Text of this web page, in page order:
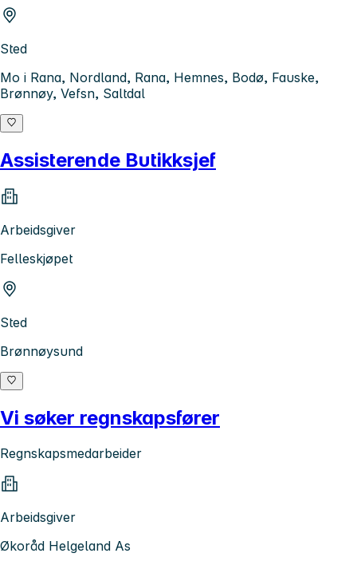
Sted
Mo i Rana, Nordland, Rana, Hemnes, Bodø, Fauske,
Brønnøy, Vefsn, Saltdal
Assisterende Butikksjef
Arbeidsgiver
Felleskjøpet
Sted
Brønnøysund
Vi søker regnskapsfører
Regnskapsmedarbeider
Arbeidsgiver
Økoråd Helgeland As